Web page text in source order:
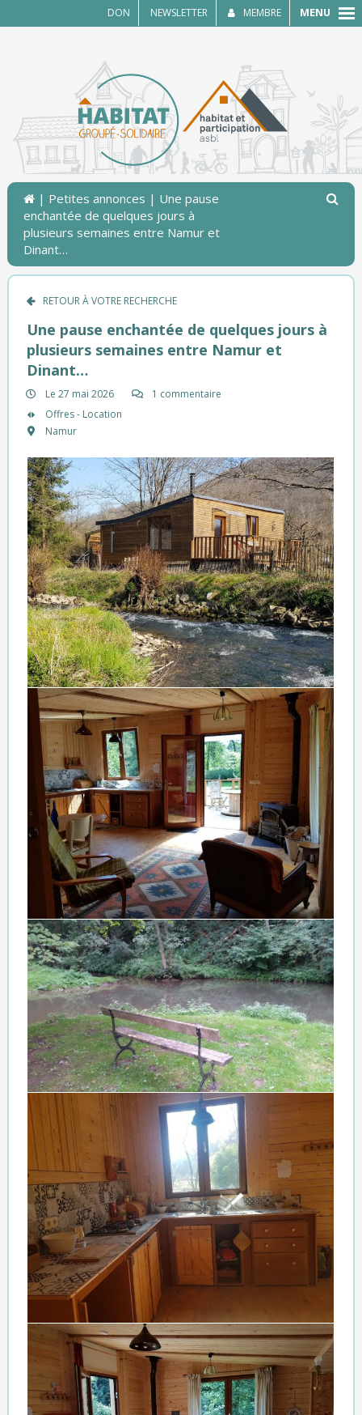
DON NEWSLETTER MEMBRE MENU
| Petites annonces | Une pause
enchantée de quelques jours à
plusieurs semaines entre Namur et
Dinant…
RETOUR À VOTRE RECHERCHE
Une pause enchantée de quelques jours à
plusieurs semaines entre Namur et
Dinant…
Le 27 mai 2026
1 commentaire
Offres - Location
Namur